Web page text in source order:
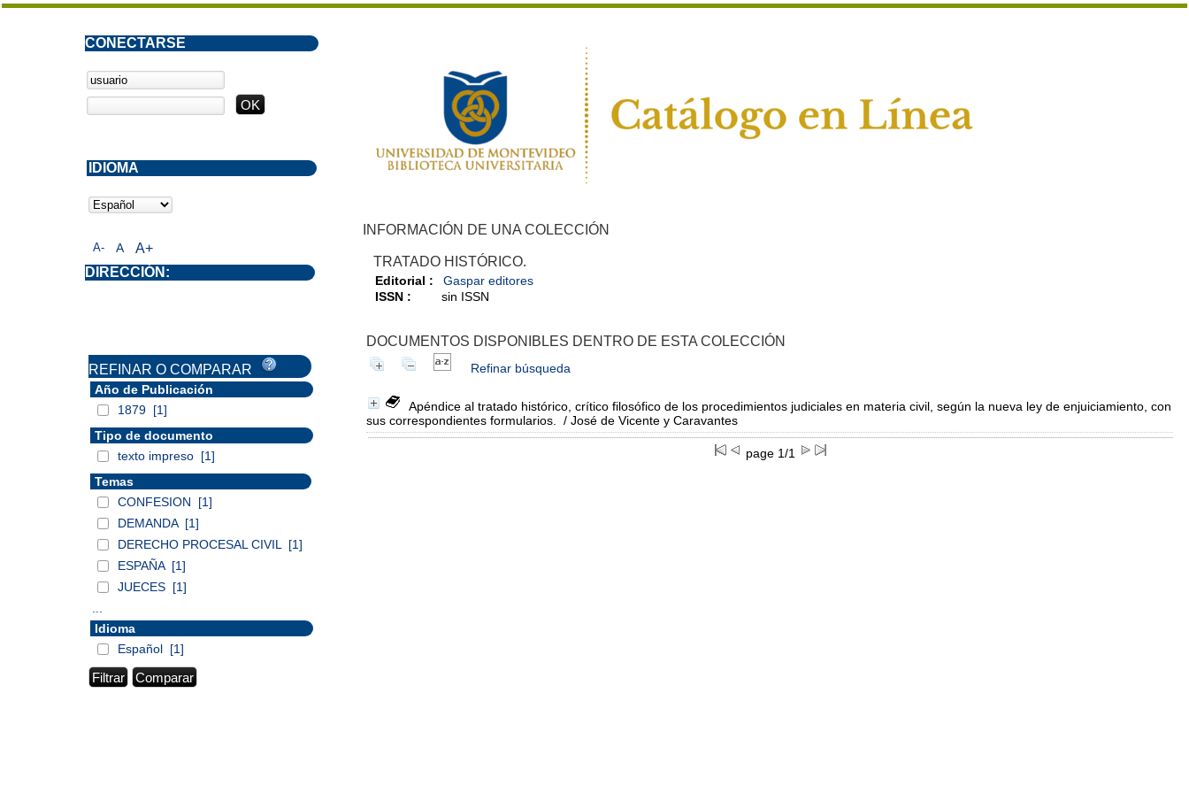
INFORMACIÓN DE UNA COLECCIÓN
TRATADO HISTÓRICO.
Editorial :
Gaspar editores
ISSN :
sin ISSN
DOCUMENTOS DISPONIBLES DENTRO DE ESTA COLECCIÓN
Refinar búsqueda
Apéndice al tratado histórico, crítico filosófico de los procedimientos judiciales en materia civil, según la nueva ley de enjuiciamiento, con
sus correspondientes formularios.
/ José de Vicente y Caravantes
page 1/1
A- A A+
CONECTARSE
DIRECCIÓN:
IDIOMA
REFINAR O COMPARAR
Año de Publicación
1879 [1]
Tipo de documento
texto impreso [1]
Temas
CONFESION
[1]
DEMANDA [1]
DERECHO PROCESAL CIVIL
[1]
ESPAÑA [1]
JUECES [1]
Idioma
Español [1]